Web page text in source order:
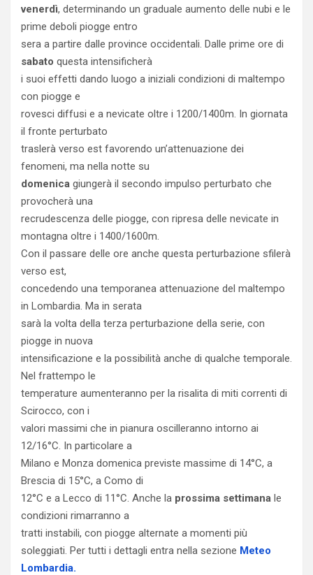
venerdì, determinando un graduale aumento delle nubi e le
prime deboli piogge entro
sera a partire dalle province occidentali. Dalle prime ore di
sabato questa intensificherà
i suoi effetti dando luogo a iniziali condizioni di maltempo
con piogge e
rovesci diffusi e a nevicate oltre i 1200/1400m. In giornata
il fronte perturbato
traslerà verso est favorendo un’attenuazione dei
fenomeni, ma nella notte su
domenica giungerà il secondo impulso perturbato che
provocherà una
recrudescenza delle piogge, con ripresa delle nevicate in
montagna oltre i 1400/1600m.
Con il passare delle ore anche questa perturbazione sfilerà
verso est,
concedendo una temporanea attenuazione del maltempo
in Lombardia. Ma in serata
sarà la volta della terza perturbazione della serie, con
piogge in nuova
intensificazione e la possibilità anche di qualche temporale.
Nel frattempo le
temperature aumenteranno per la risalita di miti correnti di
Scirocco, con i
valori massimi che in pianura oscilleranno intorno ai
12/16°C. In particolare a
Milano e Monza domenica previste massime di 14°C, a
Brescia di 15°C, a Como di
12°C e a Lecco di 11°C. Anche la prossima settimana le
condizioni rimarranno a
tratti instabili, con piogge alternate a momenti più
soleggiati. Per tutti i dettagli entra nella sezione Meteo
Lombardia.